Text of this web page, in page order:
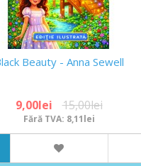
Beauty - Anna Sewell
9,00lei 15,00lei
Fără TVA: 8,11lei